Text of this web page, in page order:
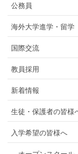
公務員
海外大学進学・留学
国際交流
教員採用
新着情報
生徒・保護者の皆様
入学希望の皆様へ